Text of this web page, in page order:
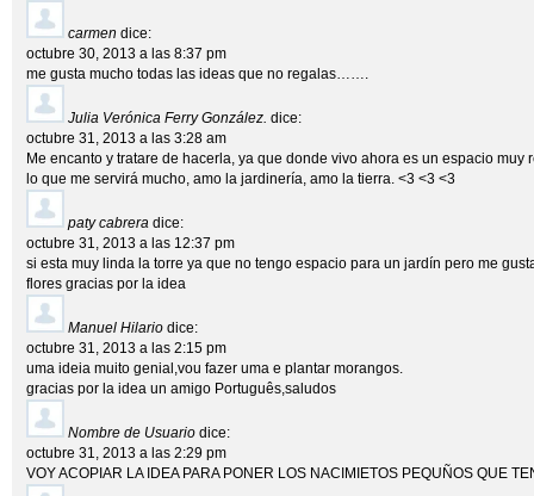
carmen dice:
octubre 30, 2013 a las 8:37 pm
me gusta mucho todas las ideas que no regalas…….
Julia Verónica Ferry González. dice:
octubre 31, 2013 a las 3:28 am
Me encanto y tratare de hacerla, ya que donde vivo ahora es un espacio
lo que me servirá mucho, amo la jardinería, amo la tierra. <3 <3 <3
paty cabrera dice:
octubre 31, 2013 a las 12:37 pm
si esta muy linda la torre ya que no tengo espacio para un jardín pero me
flores gracias por la idea
Manuel Hilario dice:
octubre 31, 2013 a las 2:15 pm
uma ideia muito genial,vou fazer uma e plantar morangos.
gracias por la idea un amigo Português,saludos
Nombre de Usuario dice:
octubre 31, 2013 a las 2:29 pm
VOY ACOPIAR LA IDEA PARA PONER LOS NACIMIETOS PEQUÑOS QUE